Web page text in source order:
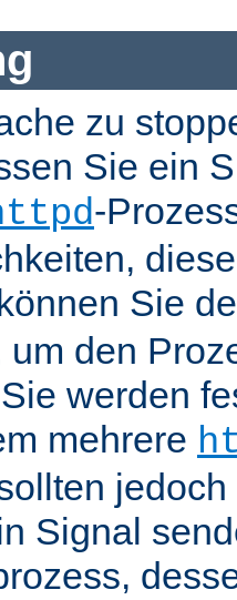
zu
Sie ein
-
Sie
den
werden
mehrere
Signal